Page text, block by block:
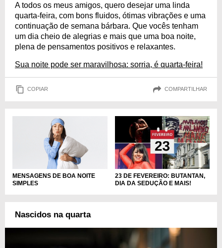
A todos os meus amigos, quero desejar uma linda
quarta-feira, com bons fluidos, ótimas vibrações e uma
continuação de semana bárbara. Que vocês tenham
um dia cheio de alegrias e mais que uma boa noite,
plena de pensamentos positivos e relaxantes.
Sua noite pode ser maravilhosa: sorria, é quarta-feira!
COPIAR COMPARTILHAR
MENSAGENS DE BOA NOITE
SIMPLES
23 DE FEVEREIRO: BUTANTAN,
DIA DA SEDUÇÃO E MAIS!
Nascidos na quarta